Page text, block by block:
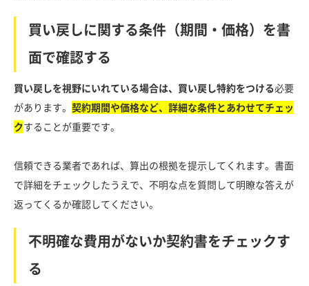
買い戻しに関する条件（期間・価格）を書
面で確認する
買い戻しを視野にいれている場合は、買い戻し特約をつける必要
があります。 契約期間や価格など、詳細な条件とあわせてチェッ
クすることが重要です。
信頼できる業者であれば、算出の根拠を提示してくれます。書面
で詳細をチェックしたうえで、不明な点を質問して明瞭な答えが
返ってくるか確認してください。
不明確な費用がないか契約書をチェックす
る